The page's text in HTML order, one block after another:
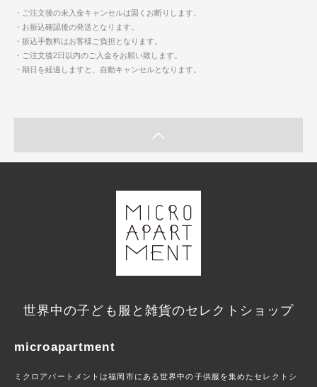
・ご注文後の未入金キャンセルは固くお断りします。
・お振込確認後の発送となります。
・振込手数料はお客様ご負担となります。
・ご注文後2日以内のご入金をお願い致します。
・期日を経過しますと、自動キャンセルとなります。
世界中の子ども服と雑貨のセレクトショップ
microapartment
ミクロアパートメントは福岡市にある世界中の子供服を集めたセレクトシ